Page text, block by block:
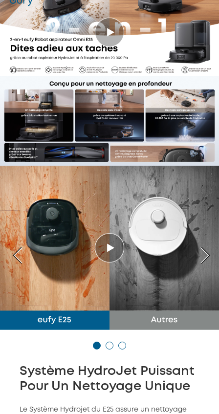
Système HydroJet Puissant
Pour Un Nettoyage Unique
Le Système Hydrojet du E25 assure un nettoyage